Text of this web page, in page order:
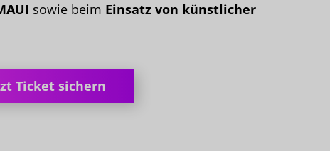
sowie beim Einsatz von künstlicher
Ticket sichern